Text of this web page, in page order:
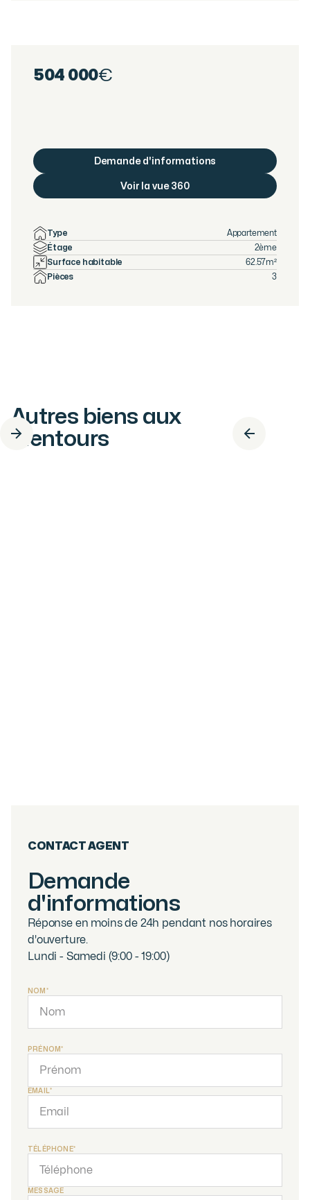
504 000€
Demande d'informations
Voir la vue 360
Type
Appartement
Étage
2ème
Surface habitable
62.57m²
Pièces
3
Autres biens aux
alentours
CONTACT AGENT
Demande
d'informations
Réponse en moins de 24h pendant nos horaires
d'ouverture.
Lundi - Samedi (9:00 - 19:00)
NOM*
PRÉNOM*
EMAIL*
TÉLÉPHONE*
MESSAGE